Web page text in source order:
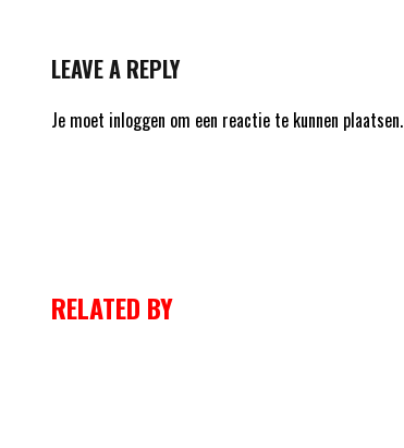
LEAVE A REPLY
Je moet inloggen om een reactie te kunnen plaatsen.
RELATED BY